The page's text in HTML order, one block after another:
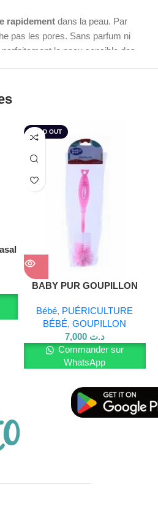
rapidement dans la peau. Par
pas les pores. Sans parfum ni
la peau sensible des
et au corps.
Hexyl Benzoate,
Bis-Ethylhexyloxyphenol
Dicaprylyl Carbonate,
Methylene Bis-
[Nano], Alcohol,
Cetyl Alcohol, Triethanolamine,
Decyl Glucoside,
SOLD OUT
BABY PUR GOUPILLON
Bébé, PUÉRICULTURE
BÉBÉ,GOUPILLON
د.ت 7,000
Commander sur
WhatsApp